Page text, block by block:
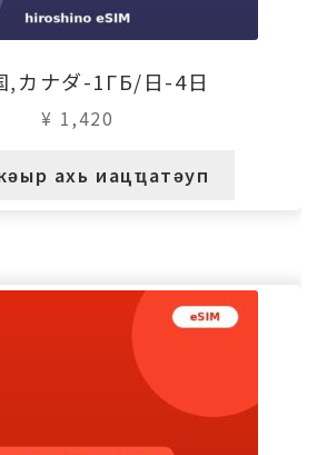
,カナダ-1ГБ/日-4日
¥ 1,420
ахь иацҵатәуп